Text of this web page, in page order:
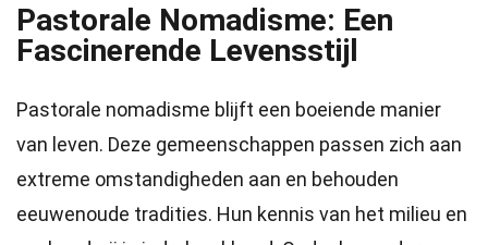
Pastorale Nomadisme: Een
Fascinerende Levensstijl
Pastorale nomadisme blijft een boeiende manier
van leven. Deze gemeenschappen passen zich aan
extreme omstandigheden aan en behouden
eeuwenoude tradities. Hun kennis van het milieu en